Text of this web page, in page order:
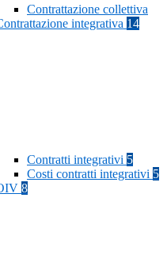
Contrattazione collettiva
integrativa 14
Contratti integrativi 5
Costi contratti integrativi 5
8